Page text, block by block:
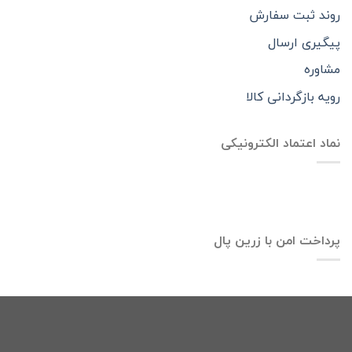
روند ثبت سفارش
پیگیری ارسال
مشاوره
رویه بازگردانی کالا
نماد اعتماد الکترونیکی
پرداخت امن با زرین پال